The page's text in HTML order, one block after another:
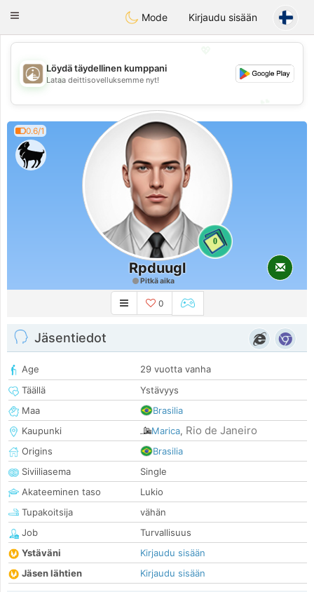
Bahebik
Toggle
Mode Kirjaudu sisään
💖
💕
Löydä täydellinen kumppani
Lataa deittisovelluksemme nyt!
0.6/1
0
Rpduugl
Pitkä aika
0
Jäsentiedot
Age
29 vuotta vanha
Täällä
Ystävyys
Maa
Brasilia
Kaupunki
Marica, Rio de Janeiro
Origins
Brasilia
Siviiliasema
Single
Akateeminen taso
Lukio
Tupakoitsija
vähän
Job
Turvallisuus
Ystäväni
Kirjaudu sisään
Jäsen lähtien
Kirjaudu sisään